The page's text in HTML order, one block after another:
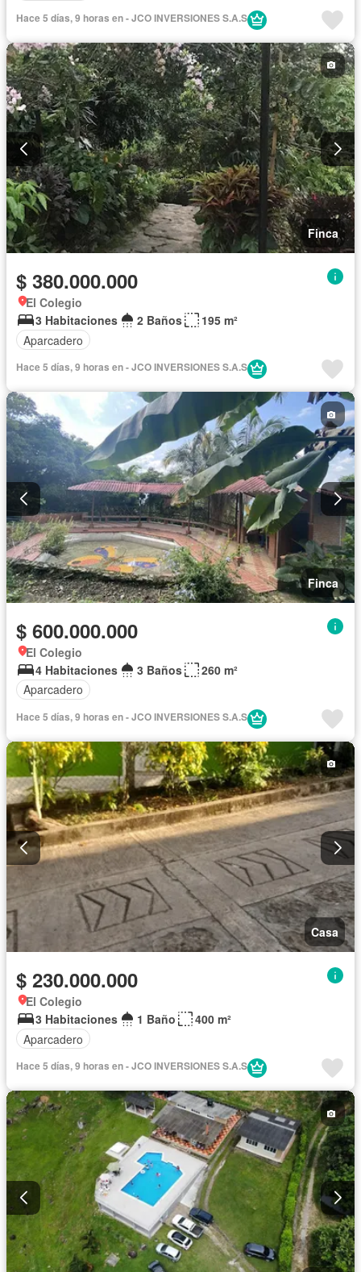
Hace 5 días, 9 horas en - JCO INVERSIONES S.A.S
Finca
$ 380.000.000
El Colegio
3 Habitaciones
2 Baños
195 m²
Aparcadero
Hace 5 días, 9 horas en - JCO INVERSIONES S.A.S
Finca
$ 600.000.000
El Colegio
4 Habitaciones
3 Baños
260 m²
Aparcadero
Hace 5 días, 9 horas en - JCO INVERSIONES S.A.S
Casa
$ 230.000.000
El Colegio
3 Habitaciones
1 Baño
400 m²
Aparcadero
Hace 5 días, 9 horas en - JCO INVERSIONES S.A.S